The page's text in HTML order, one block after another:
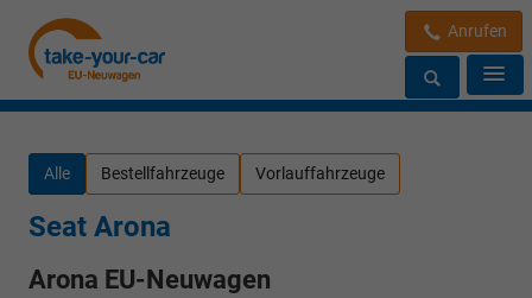
Anrufen
Alle Bestellfahrzeuge Vorlauffahrzeuge
Seat Arona
Arona EU-Neuwagen